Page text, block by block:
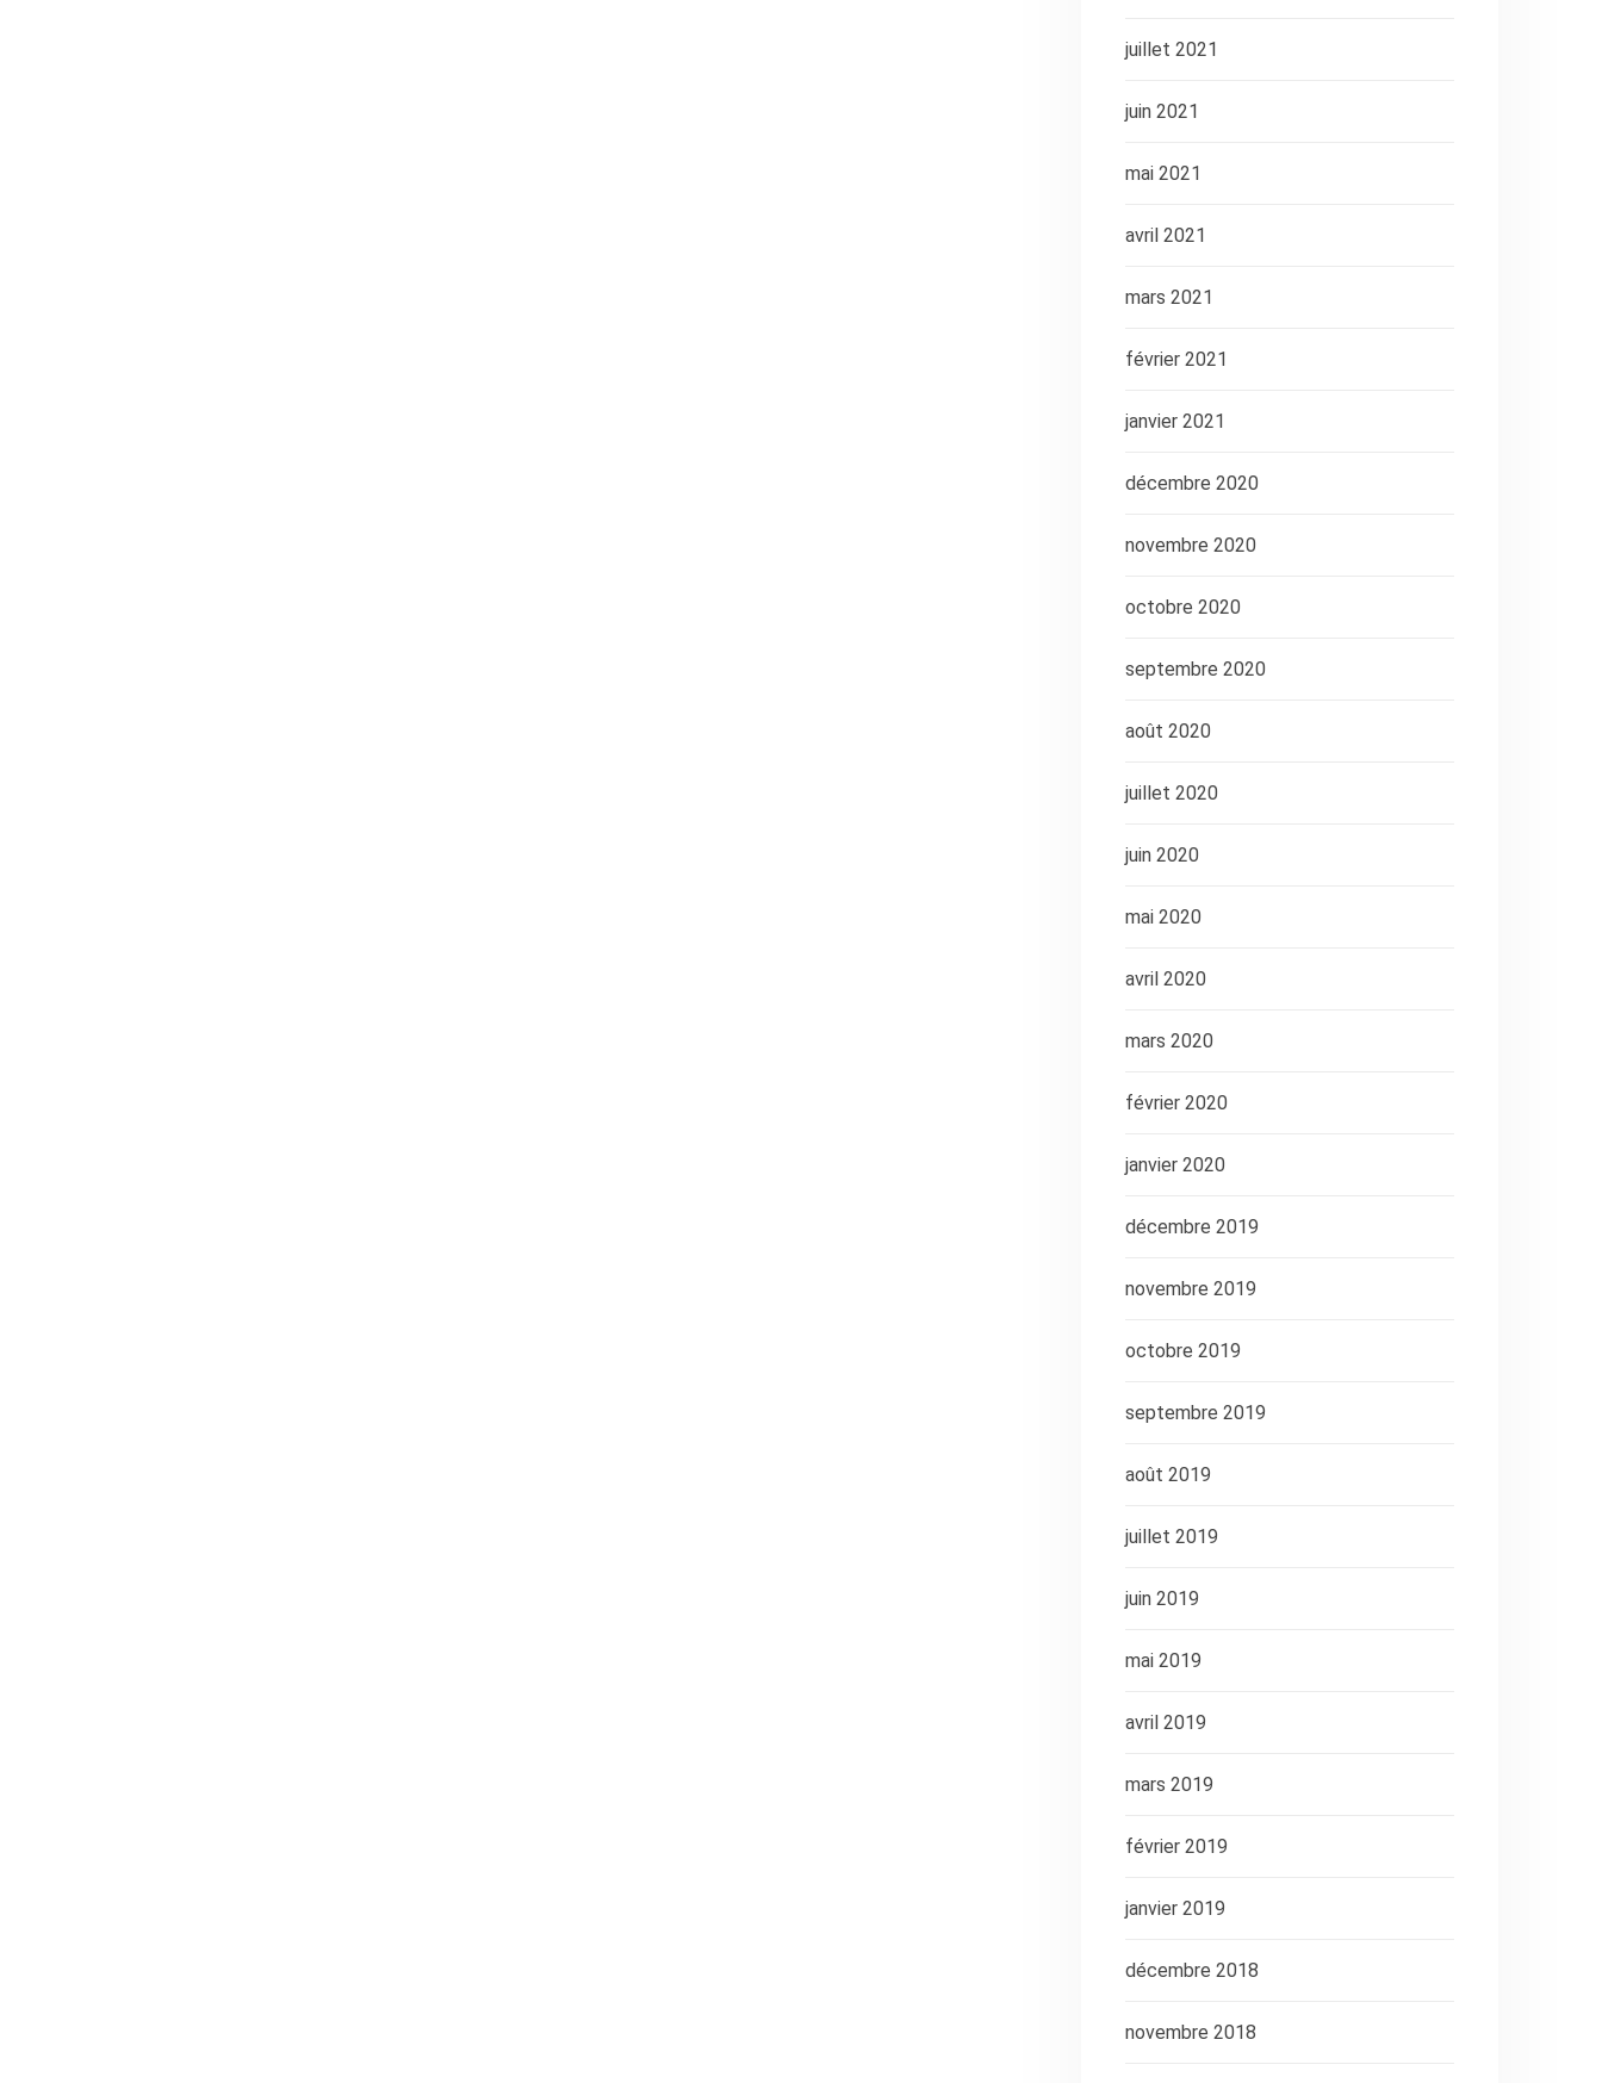
juillet 2021
juin 2021
mai 2021
avril 2021
mars 2021
février 2021
janvier 2021
décembre 2020
novembre 2020
octobre 2020
septembre 2020
août 2020
juillet 2020
juin 2020
mai 2020
avril 2020
mars 2020
février 2020
janvier 2020
décembre 2019
novembre 2019
octobre 2019
septembre 2019
août 2019
juillet 2019
juin 2019
mai 2019
avril 2019
mars 2019
février 2019
janvier 2019
décembre 2018
novembre 2018